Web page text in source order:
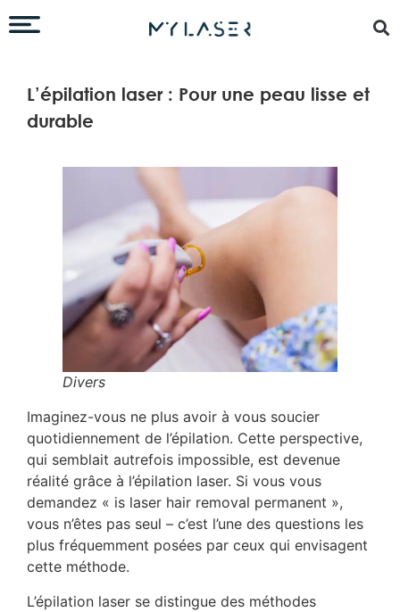
L’épilation laser : Pour une peau lisse et
durable
Divers
Imaginez-vous ne plus avoir à vous soucier
quotidiennement de l’épilation. Cette perspective,
qui semblait autrefois impossible, est devenue
réalité grâce à l’épilation laser. Si vous vous
demandez « is laser hair removal permanent »,
vous n’êtes pas seul – c’est l’une des questions les
plus fréquemment posées par ceux qui envisagent
cette méthode.
L’épilation laser se distingue des méthodes